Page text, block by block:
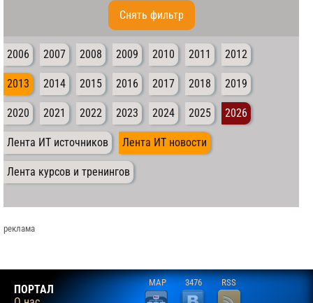
Cнять фильтр
2006 2007 2008 2009 2010 2011 2012
2013 2014 2015 2016 2017 2018 2019
2020 2021 2022 2023 2024 2025 2026
Лента ИТ источников Лента ИТ новости
Лента курсов и тренингов
реклама
ПОРТАЛ
MAP 3476 RSS